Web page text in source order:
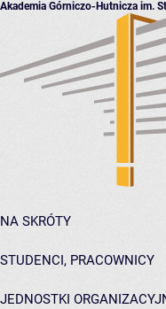
Akademia Górniczo-Hutnicza im.
NA SKRÓTY
STUDENCI, PRACOWNICY
JEDNOSTKI